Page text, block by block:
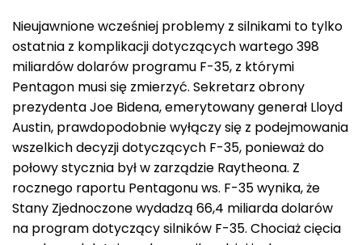
Nieujawnione wcześniej problemy z silnikami to tylko
ostatnia z komplikacji dotyczących wartego 398
miliardów dolarów programu F-35, z którymi
Pentagon musi się zmierzyć. Sekretarz obrony
prezydenta Joe Bidena, emerytowany generał Lloyd
Austin, prawdopodobnie wyłączy się z podejmowania
wszelkich decyzji dotyczących F-35, ponieważ do
połowy stycznia był w zarządzie Raytheona. Z
rocznego raportu Pentagonu ws. F-35 wynika, że
Stany Zjednoczone wydadzą 66,4 miliarda dolarów
na program dotyczący silników F-35. Chociaż cięcia